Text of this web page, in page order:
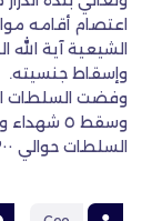
اعتصام أقامه
الشيعية آية
وإسقاط جنسيته.
وسقط ٥
السلطات حوالي ٣٠٠ مواطن في ذلك اليوم.